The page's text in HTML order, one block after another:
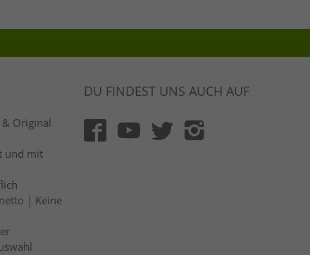
Original
und mit
| Keine
DU FINDEST UNS AUCH AUF